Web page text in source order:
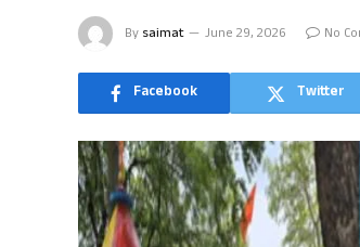
By saimat June 29, 2026 No
Facebook Twitter